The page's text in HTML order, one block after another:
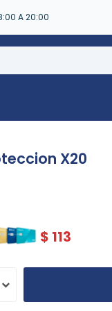
A 20:00
X20
$ 113